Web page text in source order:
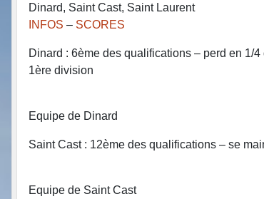
Dinard, Saint Cast, Saint Laurent
INFOS – SCORES
Dinard : 6ème des qualifications – perd en 1/
1ère division
Equipe de Dinard
Saint Cast : 12ème des qualifications – se
Equipe de Saint Cast